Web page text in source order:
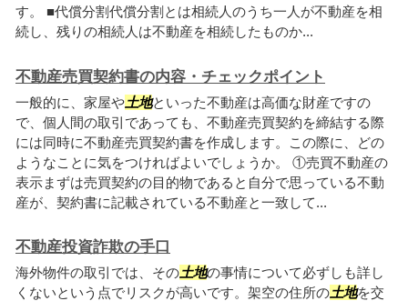
す。 ■代償分割代償分割とは相続人のうち一人が不動産を相
続し、残りの相続人は不動産を相続したものか...
不動産売買契約書の内容・チェックポイント
一般的に、家屋や土地といった不動産は高価な財産ですの
で、個人間の取引であっても、不動産売買契約を締結する際
には同時に不動産売買契約書を作成します。この際に、どの
ようなことに気をつければよいでしょうか。 ①売買不動産の
表示まずは売買契約の目的物であると自分で思っている不動
産が、契約書に記載されている不動産と一致して...
不動産投資詐欺の手口
海外物件の取引では、その土地の事情について必ずしも詳し
くないという点でリスクが高いです。架空の住所の土地を交